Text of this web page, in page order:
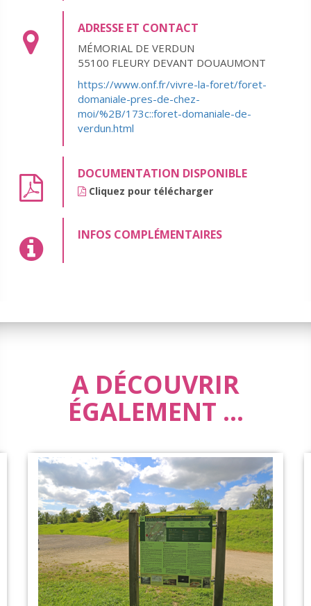
ADRESSE ET CONTACT
MÉMORIAL DE VERDUN
55100 FLEURY DEVANT DOUAUMONT
https://www.onf.fr/vivre-la-foret/foret-
domaniale-pres-de-chez-
moi/%2B/173c::foret-domaniale-de-
verdun.html
DOCUMENTATION DISPONIBLE
Cliquez pour télécharger
INFOS COMPLÉMENTAIRES
A DÉCOUVRIR
ÉGALEMENT ...